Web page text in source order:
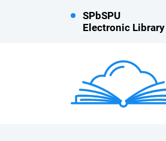
SPbSPU
Electronic Library